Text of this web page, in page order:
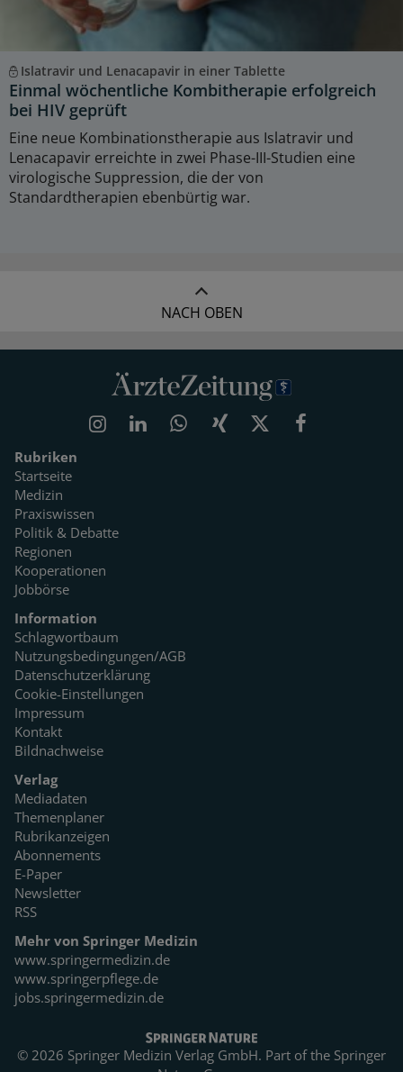
Islatravir und Lenacapavir in einer Tablette
Einmal wöchentliche Kombitherapie erfolgreich
bei HIV geprüft
Eine neue Kombinationstherapie aus Islatravir und
Lenacapavir erreichte in zwei Phase-III-Studien eine
virologische Suppression, die der von
Standardtherapien ebenbürtig war.
NACH OBEN
Rubriken
Startseite
Medizin
Praxiswissen
Politik & Debatte
Regionen
Kooperationen
Jobbörse
Information
Schlagwortbaum
Nutzungsbedingungen/AGB
Datenschutzerklärung
Cookie-Einstellungen
Impressum
Kontakt
Bildnachweise
Verlag
Mediadaten
Themenplaner
Rubrikanzeigen
Abonnements
E-Paper
Newsletter
RSS
Mehr von Springer Medizin
www.springermedizin.de
www.springerpflege.de
jobs.springermedizin.de
© 2026 Springer Medizin Verlag GmbH. Part of the Springer